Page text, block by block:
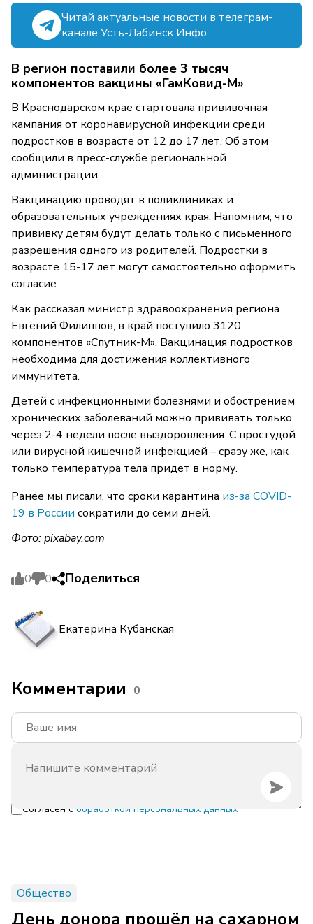
Читай актуальные новости в телеграм-
канале Усть-Лабинск Инфо
В регион поставили более 3 тысяч
компонентов вакцины «ГамКовид-М»
В Краснодарском крае стартовала прививочная
кампания от коронавирусной инфекции среди
подростков в возрасте от 12 до 17 лет. Об этом
сообщили в пресс-службе региональной
администрации.
Вакцинацию проводят в поликлиниках и
образовательных учреждениях края. Напомним, что
прививку детям будут делать только с письменного
разрешения одного из родителей. Подростки в
возрасте 15-17 лет могут самостоятельно оформить
согласие.
Как рассказал министр здравоохранения региона
Евгений Филиппов, в край поступило 3120
компонентов «Спутник-М». Вакцинация подростков
необходима для достижения коллективного
иммунитета.
Детей с инфекционными болезнями и обострением
хронических заболеваний можно прививать только
через 2-4 недели после выздоровления. С простудой
или вирусной кишечной инфекцией – сразу же, как
только температура тела придет в норму.
Ранее мы писали, что сроки карантина из-за COVID-
19 в России сократили до семи дней.
Фото:pixabay.com
0 0 Поделиться
Екатерина Кубанская
Комментарии 0
Согласен с обработкой персональных данных
Общество
День донора прошёл на сахарном